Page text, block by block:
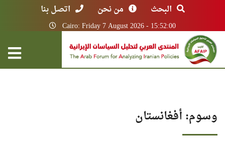
البحث من نحن اتصل بنا
Cairo: Friday 7 August 2026 - 15:52:00
وسوم: أفغانستان